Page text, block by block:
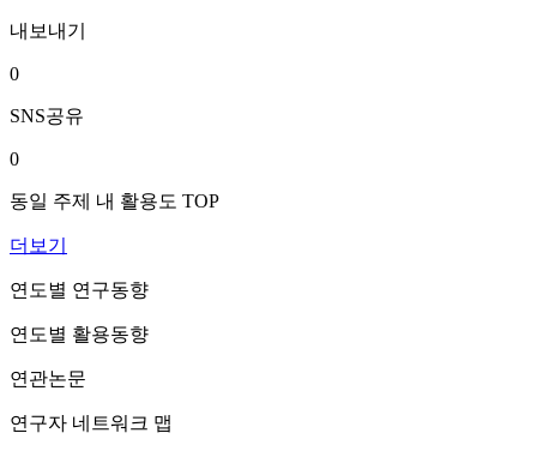
내보내기
0
SNS공유
0
동일 주제 내 활용도 TOP
더보기
연도별 연구동향
연도별 활용동향
연관논문
연구자 네트워크 맵